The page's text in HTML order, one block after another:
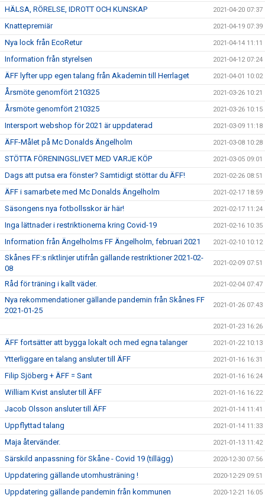
HÄLSA, RÖRELSE, IDROTT OCH KUNSKAP 2021-04-20 07:37
Knattepremiär 2021-04-19 07:39
Nya lock från EcoRetur 2021-04-14 11:11
Information från styrelsen 2021-04-12 07:24
ÄFF lyfter upp egen talang från Akademin till Herrlaget 2021-04-01 10:02
Årsmöte genomfört 210325 2021-03-26 10:21
Årsmöte genomfört 210325 2021-03-26 10:15
Intersport webshop för 2021 är uppdaterad 2021-03-09 11:18
ÄFF-Målet på Mc Donalds Ängelholm 2021-03-08 10:28
STÖTTA FÖRENINGSLIVET MED VARJE KÖP 2021-03-05 09:01
Dags att putsa era fönster? Samtidigt stöttar du ÄFF! 2021-02-26 08:51
ÄFF i samarbete med Mc Donalds Ängelholm 2021-02-17 18:59
Säsongens nya fotbollsskor är här! 2021-02-17 11:24
Inga lättnader i restriktionerna kring Covid-19 2021-02-16 10:35
Information från Ängelholms FF Ängelholm, februari 2021 2021-02-10 10:12
Skånes FF:s riktlinjer utifrån gällande restriktioner 2021-02-
08
2021-02-09 07:51
Råd för träning i kallt väder. 2021-02-04 07:47
Nya rekommendationer gällande pandemin från Skånes FF
2021-01-25
2021-01-26 07:43
2021-01-23 16:26
ÄFF fortsätter att bygga lokalt och med egna talanger 2021-01-22 10:13
Ytterliggare en talang ansluter till ÄFF 2021-01-16 16:31
Filip Sjöberg + ÄFF = Sant 2021-01-16 16:24
William Kvist ansluter till ÄFF 2021-01-16 16:22
Jacob Olsson ansluter till ÄFF 2021-01-14 11:41
Uppflyttad talang 2021-01-14 11:33
Maja återvänder. 2021-01-13 11:42
Särskild anpassning för Skåne - Covid 19 (tillägg) 2020-12-30 07:56
Uppdatering gällande utomhusträning ! 2020-12-29 09:51
Uppdatering gällande pandemin från kommunen 2020-12-21 16:05